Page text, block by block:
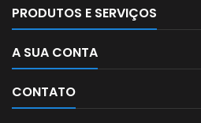
PRODUTOS E SERVIÇOS
A SUA CONTA
CONTATO